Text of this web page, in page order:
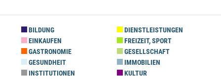
BILDUNG
DIENSTLEISTUNGEN
EINKAUFEN
FREIZEIT, SPORT
GASTRONOMIE
GESELLSCHAFT
GESUNDHEIT
IMMOBILIEN
INSTITUTIONEN
KULTUR